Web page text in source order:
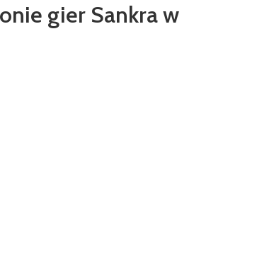
gier Sankra w